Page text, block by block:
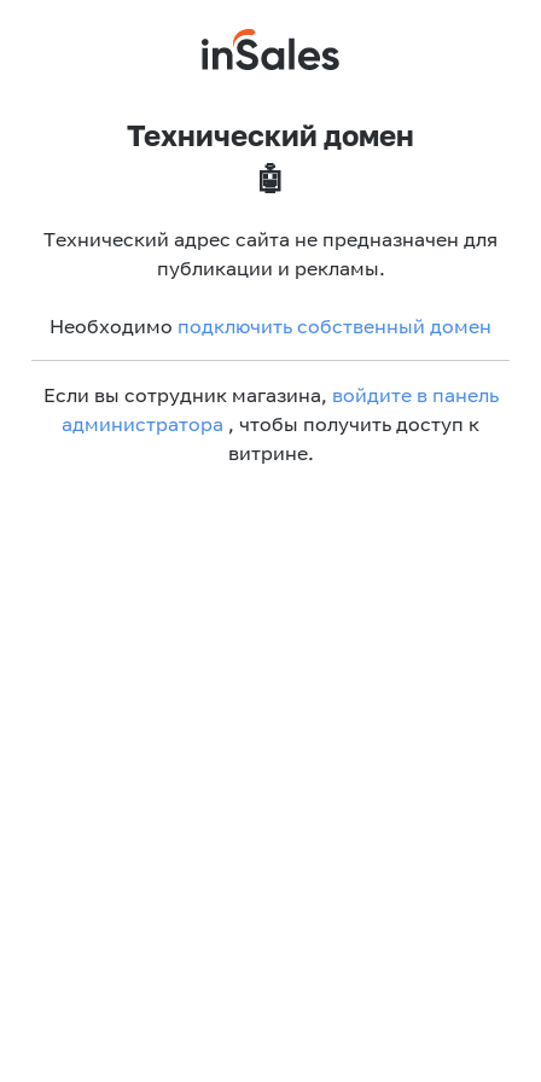
Технический домен
🤖
Технический адрес сайта не предназначен для
публикации и рекламы.
Необходимо подключить собственный домен
Если вы сотрудник магазина, войдите в панель
администратора , чтобы получить доступ к
витрине.